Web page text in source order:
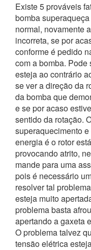
Existe 5 prováveis
bomba
normal, novamente
incorreta, se por
conforme é pedido
com a bomba. Pode
esteja ao contrário
se ver a direção da
da bomba que
e se por acaso
sentido da rotação.
superaquecimento
energia é o rotor
provocando atrito,
mande para uma
pois é necessário
resolver tal
esteja muito
problema basta
apertando a gaxeta
O problema talvez
tensão elétrica